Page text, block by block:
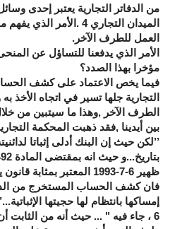
من الدفاتر التجارية يعتبر إحدى
الميدان التجاري 4
العمل للطرف الآخر.
الأمر الذي يدفعنا للتساؤل عن
مؤخرا بهذا الصدد؟
فيما يخص الاعتماد على كشف
التجارية جلها تسير في اتجاه الأخذ
الطرف الآخر ,وهذا ما سيتبين من
’’لكن حيث إن البنك أدلى إثباتا
ظهير 6-7-1993 المعتبر
فان كشف الحساب المستخرج من
إمساكها بانتظام لها حجيتها
6 ، جاء فيه " ... حيث أنه من